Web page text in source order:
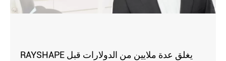
RAYSHAPE يغلق عدة ملايين من الدولارات قبل